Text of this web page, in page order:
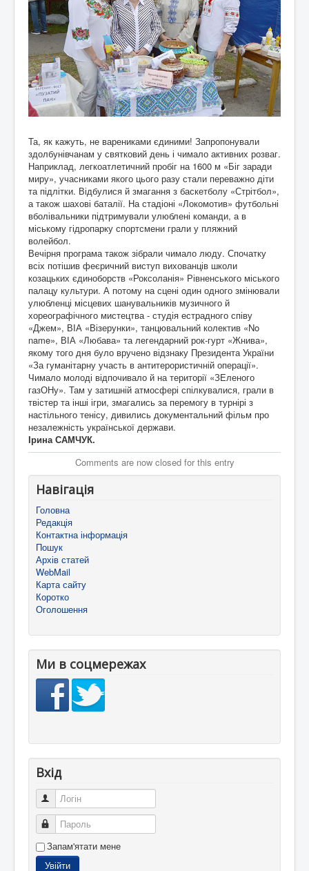
Та, як кажуть, не варениками єдиними! Запропонували
здолбунівчанам у святковий день і чимало активних розваг.
Наприклад, легкоатлетичний пробіг на 1600 м «Біг заради
миру», учасниками якого цього разу стали переважно діти
та підлітки. Відбулися й змагання з баскетболу «Стрітбол»,
а також шахові баталії. На стадіоні «Локомотив» футбольні
вболівальники підтримували улюблені команди, а в
міському гідропарку спортсмени грали у пляжний
волейбол.
Вечірня програма також зібрали чимало люду. Спочатку
всіх потішив феєричний виступ вихованців школи
козацьких єдиноборств «Роксоланія» Рівненського міського
палацу культури. А потому на сцені один одного змінювали
улюбленці місцевих шанувальників музичного й
хореографічного мистецтва - студія естрадного співу
«Джем», ВІА «Візерунки», танцювальний колектив «No
name», ВІА «Любава» та легендарний рок-гурт «Жнива»,
якому того дня було вручено відзнаку Президента України
«За гуманітарну участь в антитерористичній операції».
Чимало молоді відпочивало й на території «ЗЕленого
газОНу». Там у затишній атмосфері спілкувалися, грали в
твістер та інші ігри, змагались за перемогу в турнірі з
настільного тенісу, дивились документальний фільм про
незалежність української держави.
Ірина САМЧУК.
Comments are now closed for this entry
Навігація
Головна
Редакція
Контактна інформація
Пошук
Архів статей
WebMail
Карта сайту
Коротко
Оголошення
Ми в соцмережах
Вхід
Логін
Пароль
Запам'ятати мене
Увійти